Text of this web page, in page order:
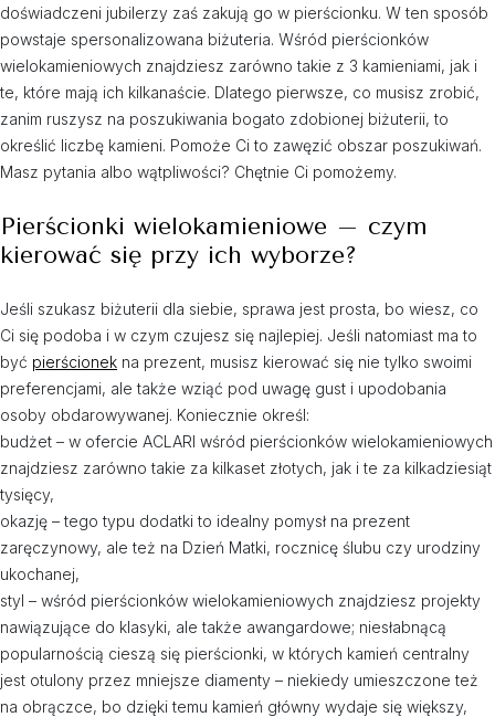
doświadczeni jubilerzy zaś zakują go w pierścionku. W ten sposób
powstaje spersonalizowana biżuteria. Wśród pierścionków
wielokamieniowych znajdziesz zarówno takie z 3 kamieniami, jak i
te, które mają ich kilkanaście. Dlatego pierwsze, co musisz zrobić,
zanim ruszysz na poszukiwania bogato zdobionej biżuterii, to
określić liczbę kamieni. Pomoże Ci to zawęzić obszar poszukiwań.
Masz pytania albo wątpliwości? Chętnie Ci pomożemy.
Pierścionki wielokamieniowe – czym
kierować się przy ich wyborze?
Jeśli szukasz biżuterii dla siebie, sprawa jest prosta, bo wiesz, co
Ci się podoba i w czym czujesz się najlepiej. Jeśli natomiast ma to
być pierścionek na prezent, musisz kierować się nie tylko swoimi
preferencjami, ale także wziąć pod uwagę gust i upodobania
osoby obdarowywanej. Koniecznie określ:
budżet – w ofercie ACLARI wśród pierścionków wielokamieniowych
znajdziesz zarówno takie za kilkaset złotych, jak i te za kilkadziesiąt
tysięcy,
okazję – tego typu dodatki to idealny pomysł na prezent
zaręczynowy, ale też na Dzień Matki, rocznicę ślubu czy urodziny
ukochanej,
styl – wśród pierścionków wielokamieniowych znajdziesz projekty
nawiązujące do klasyki, ale także awangardowe; niesłabnącą
popularnością cieszą się pierścionki, w których kamień centralny
jest otulony przez mniejsze diamenty – niekiedy umieszczone też
na obrączce, bo dzięki temu kamień główny wydaje się większy,